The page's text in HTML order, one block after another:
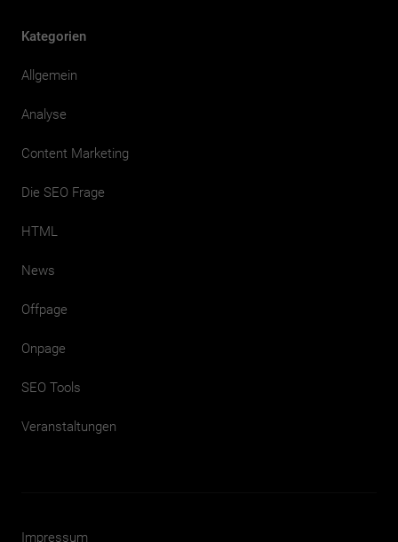
Kategorien
Allgemein
Analyse
Content Marketing
Die SEO Frage
HTML
News
Offpage
Onpage
SEO Tools
Veranstaltungen
Impressum